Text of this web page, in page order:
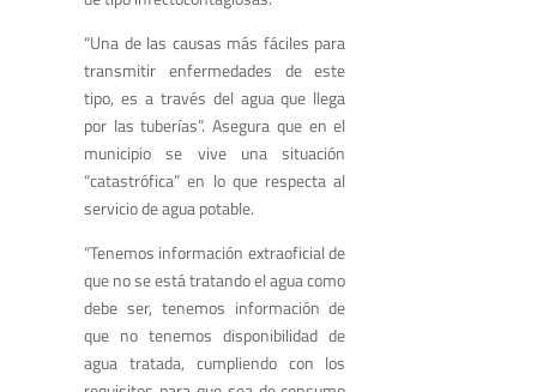
“Una de las causas más fáciles para
transmitir enfermedades de este
tipo, es a través del agua que llega
por las tuberías”. Asegura que en el
municipio se vive una situación
“catastrófica” en lo que respecta al
servicio de agua potable.
“Tenemos información extraoficial de
que no se está tratando el agua como
debe ser, tenemos información de
que no tenemos disponibilidad de
agua tratada, cumpliendo con los